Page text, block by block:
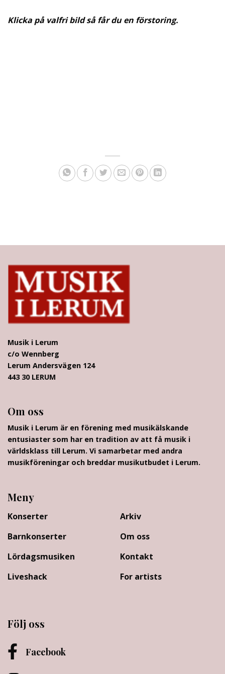
Musik i Lerum
c/o Wennberg
Lerum Andersvägen 124
443 30 LERUM
Om oss
Musik i Lerum är en förening med musikälskande
entusiaster som har en tradition av att få musik i
världsklass till Lerum. Vi samarbetar med andra
musikföreningar och breddar musikutbudet i Lerum.
Meny
Konserter
Barnkonserter
Lördagsmusiken
Liveshack
Arkiv
Om oss
Kontakt
For artists
Följ oss
Facebook